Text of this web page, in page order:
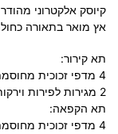
קיוסק אלקטרוני מהודר
אץ מואר בתאורה
תא קירור:
4 מדפי זכוכית מחוסמת, 5 תאי אחסון בדלת
2 מגירות לפירות וירקות עם ווסת לחות לכל מגירה
תא הקפאה:
4 מדפי זכוכית מחוסמת